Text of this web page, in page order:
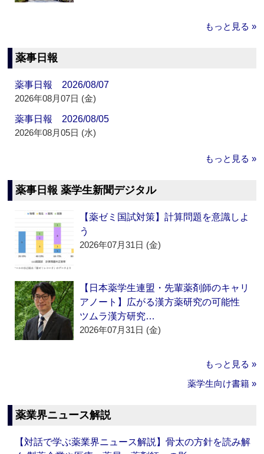
もっと見る »
薬事日報
薬事日報 2026/08/07
2026年08月07日 (金)
薬事日報 2026/08/05
2026年08月05日 (水)
もっと見る »
薬事日報 薬学生新聞デジタル
【薬ゼミ国試対策】計算問題を意識しよ
う
2026年07月31日 (金)
【日本薬学生連盟・先輩薬剤師のキャリ
アノート】広がる漢方薬研究の可能性
ツムラ漢方研究…
2026年07月31日 (金)
もっと見る »
薬学生向け書籍 »
薬業界ニュース解説
【対話で学ぶ薬業界ニュース解説】骨太の方針を読み解